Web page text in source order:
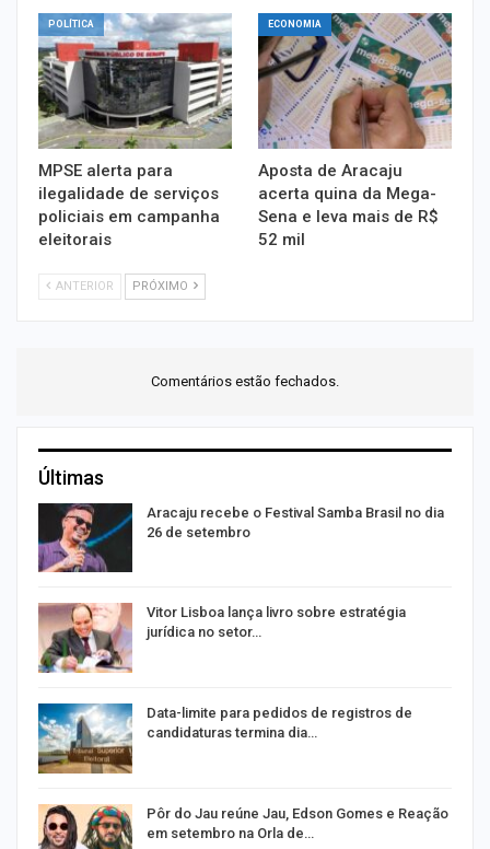
POLÍTICA
MPSE alerta para
ilegalidade de serviços
policiais em campanha
eleitorais
ECONOMIA
Aposta de Aracaju
acerta quina da Mega-
Sena e leva mais de R$
52 mil
ANTERIOR PRÓXIMO
Comentários estão fechados.
Últimas
Aracaju recebe o Festival Samba Brasil no dia
26 de setembro
Vitor Lisboa lança livro sobre estratégia
jurídica no setor…
Data-limite para pedidos de registros de
candidaturas termina dia…
Pôr do Jau reúne Jau, Edson Gomes e Reação
em setembro na Orla de…